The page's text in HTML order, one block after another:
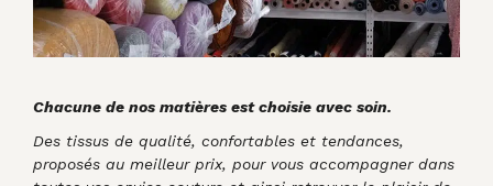
Chacune de nos matières est choisie avec soin.
Des tissus de qualité, confortables et tendances,
proposés au meilleur prix, pour vous accompagner dans